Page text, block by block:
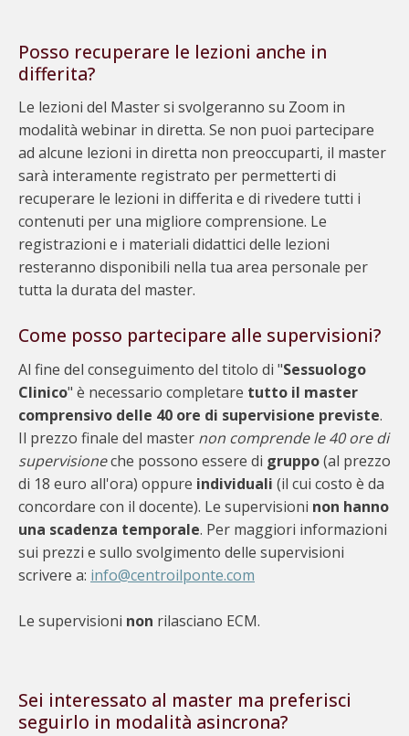
Posso recuperare le lezioni anche in
differita?
Le lezioni del Master si svolgeranno su Zoom in
modalità webinar in diretta. Se non puoi partecipare
ad alcune lezioni in diretta non preoccuparti, il master
sarà interamente registrato per permetterti di
recuperare le lezioni in differita e di rivedere tutti i
contenuti per una migliore comprensione. Le
registrazioni e i materiali didattici delle lezioni
resteranno disponibili nella tua area personale per
tutta la durata del master.
Come posso partecipare alle supervisioni?
Al fine del conseguimento del titolo di "Sessuologo
Clinico" è necessario completare tutto il master
comprensivo delle 40 ore di supervisione previste.
Il prezzo finale del master non comprende le 40 ore di
supervisioneche possono essere di gruppo(al prezzo
di 18 euro all'ora) oppure individuali (il cui costo è da
concordare con il docente). Le supervisioni non hanno
una scadenza temporale. Per maggiori informazioni
sui prezzi e sullo svolgimento delle supervisioni
scrivere a: info@centroilponte.com
Le supervisioni non rilasciano ECM.
Sei interessato al master ma preferisci
seguirlo in modalità asincrona?